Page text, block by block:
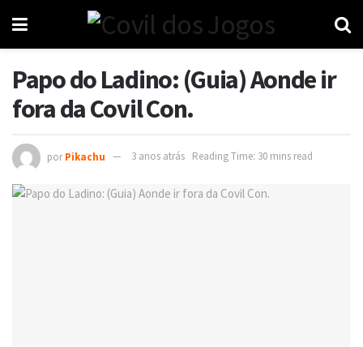
Papo do Ladino: (Guia) Aonde ir
fora da Covil Con.
por Pikachu 3 anos atrás Reading Time: 30 mins read